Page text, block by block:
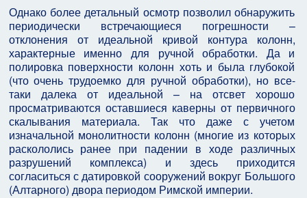
Однако более детальный осмотр позволил обнаружить
периодически встречающиеся погрешности –
отклонения от идеальной кривой контура колонн,
характерные именно для ручной обработки. Да и
полировка поверхности колонн хоть и была глубокой
(что очень трудоемко для ручной обработки), но все-
таки далека от идеальной – на отсвет хорошо
просматриваются оставшиеся каверны от первичного
скалывания материала. Так что даже с учетом
изначальной монолитности колонн (многие из которых
раскололись ранее при падении в ходе различных
разрушений комплекса) и здесь приходится
согласиться с датировкой сооружений вокруг Большого
(Алтарного) двора периодом Римской империи.